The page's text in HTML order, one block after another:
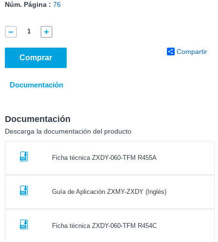
Núm. Página : 76
Comprar
Compartir
Documentación
Documentación
Descarga la documentación del producto
Ficha técnica ZXDY-060-TFM R455A
Guía de Aplicación ZXMY-ZXDY (Inglés)
Ficha técnica ZXDY-060-TFM R454C